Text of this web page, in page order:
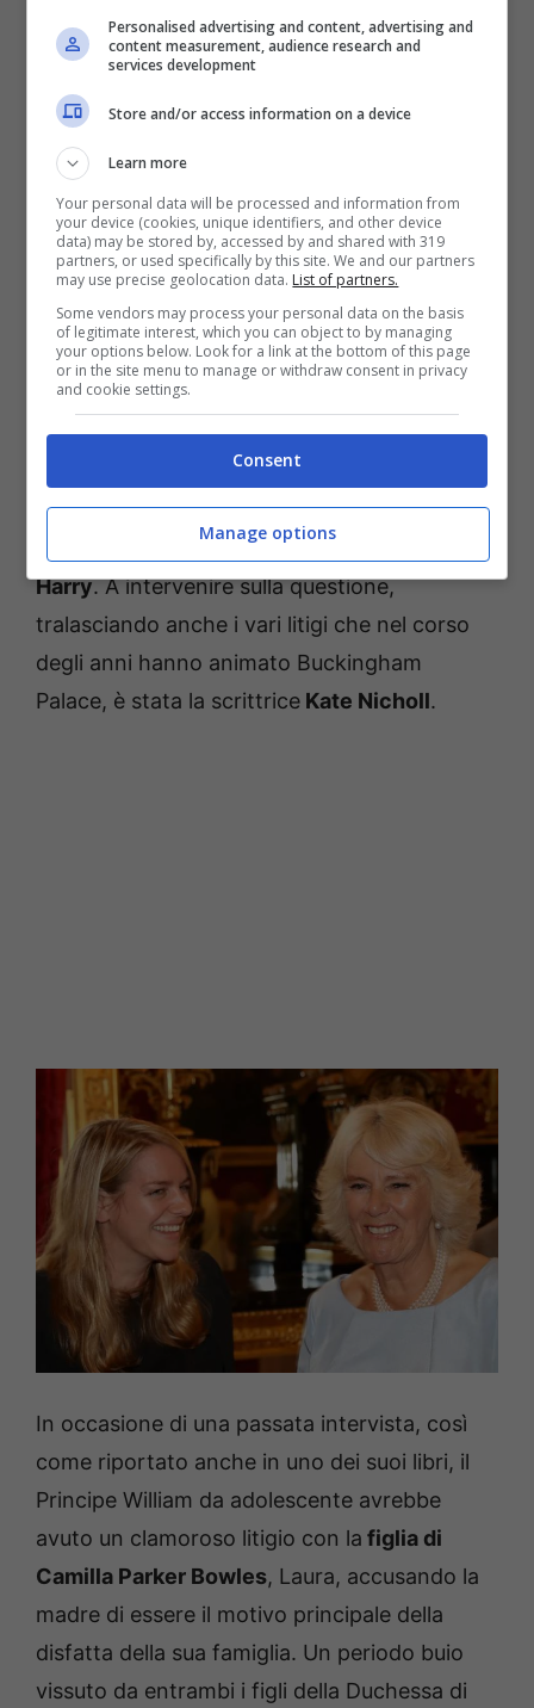
riferimento al primogenito come inadatto a
fare il Re, in quanto povero di empatia. Infatti,
nel mirino dell’attenzione del web in queste
con Laura Parker Bowles
nonché moglie del Principe Carlo.
Lo scontro furioso di William e
la figlia di Camilla
Accettare l’arrivo di una nuova donna al posto
della madre, e vedere poiLady Dianamorire
così all’improvviso ancora nel pieno della vita
ha segnato inesorabilmente il futuro del
Principe William e anche quella del fratello
Harry. A intervenire sulla questione,
tralasciando anche i vari litigi che nel corso
degli anni hanno animato Buckingham
Palace, è stata la scrittrice Kate Nicholl.
In occasione di una passata intervista, così
come riportato anche in uno dei suoi libri, il
Principe William da adolescente avrebbe
avuto un clamoroso litigio con la figlia di
Camilla Parker Bowles, Laura, accusando la
madre di essere il motivo principale della
disfatta della sua famiglia. Un periodo buio
vissuto da entrambi i figli della Duchessa di
Personalised advertising and content, advertising and
content measurement, audience research and
services development
Store and/or access information on a device
Learn more
Your personal data will be processed and information from
your device (cookies, unique identifiers, and other device
data) may be stored by, accessed by and shared with 319
partners, or used specifically by this site. We and our partners
may use precise geolocation data. List of partners.
Some vendors may process your personal data on the basis
of legitimate interest, which you can object to by managing
your options below. Look for a link at the bottom of this page
or in the site menu to manage or withdraw consent in privacy
and cookie settings.
Consent
Manage options